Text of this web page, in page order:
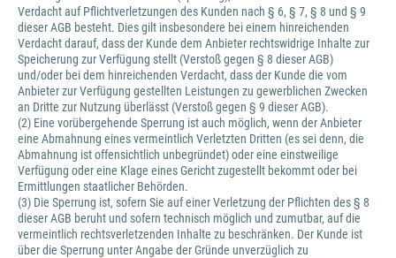
Verdacht auf Pflichtverletzungen des Kunden nach § 6, § 7, § 8 und § 9
dieser AGB besteht. Dies gilt insbesondere bei einem hinreichenden
Verdacht darauf, dass der Kunde dem Anbieter rechtswidrige Inhalte zur
Speicherung zur Verfügung stellt (Verstoß gegen § 8 dieser AGB)
und/oder bei dem hinreichenden Verdacht, dass der Kunde die vom
Anbieter zur Verfügung gestellten Leistungen zu gewerblichen Zwecken
an Dritte zur Nutzung überlässt (Verstoß gegen § 9 dieser AGB).
(2) Eine vorübergehende Sperrung ist auch möglich, wenn der Anbieter
eine Abmahnung eines vermeintlich Verletzten Dritten (es sei denn, die
Abmahnung ist offensichtlich unbegründet) oder eine einstweilige
Verfügung oder eine Klage eines Gericht zugestellt bekommt oder bei
Ermittlungen staatlicher Behörden.
(3) Die Sperrung ist, sofern Sie auf einer Verletzung der Pflichten des § 8
dieser AGB beruht und sofern technisch möglich und zumutbar, auf die
vermeintlich rechtsverletzenden Inhalte zu beschränken. Der Kunde ist
über die Sperrung unter Angabe der Gründe unverzüglich zu